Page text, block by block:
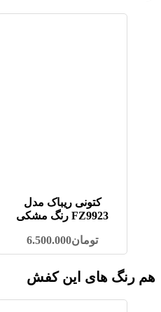
کتونی ریباک مدل
FZ9923 رنگ مشکی
تومان6.500.000
هم رنگ های این کفش